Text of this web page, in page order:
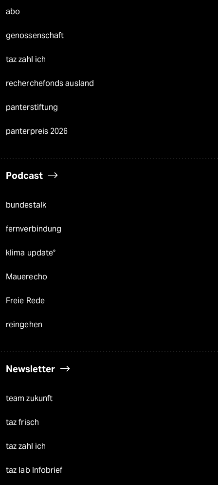
abo
genossenschaft
taz zahl ich
recherchefonds ausland
panterstiftung
panterpreis 2026
Podcast
bundestalk
fernverbindung
klima update°
Mauerecho
Freie Rede
reingehen
Newsletter
team zukunft
taz frisch
taz zahl ich
taz lab Infobrief